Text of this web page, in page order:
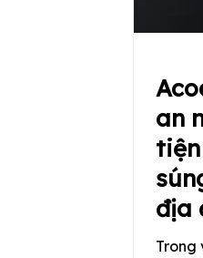
an
địa
Trong